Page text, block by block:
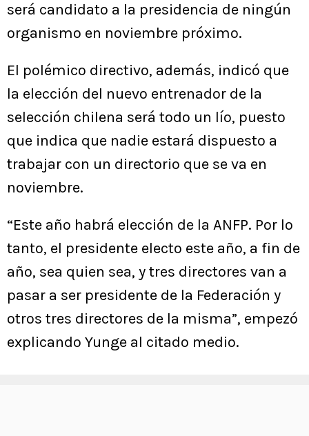
será candidato a la presidencia de ningún
organismo en noviembre próximo.
El polémico directivo, además, indicó que
la elección del nuevo entrenador de la
selección chilena será todo un lío, puesto
que indica que nadie estará dispuesto a
trabajar con un directorio que se va en
noviembre.
“Este año habrá elección de la ANFP. Por lo
tanto, el presidente electo este año, a fin de
año, sea quien sea, y tres directores van a
pasar a ser presidente de la Federación y
otros tres directores de la misma”, empezó
explicando Yunge al citado medio.